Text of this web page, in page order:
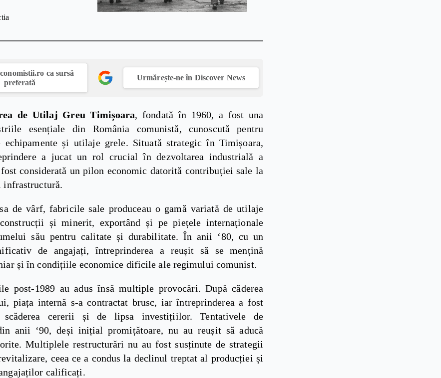
ca sursă
preferată
Urmărește-ne în Discover News
de Utilaj Greu Timișoara, fondată în 1960, a fost una
esențiale din România comunistă, cunoscută pentru
echipamente și utilaje grele. Situată strategic în Timișoara,
a jucat un rol crucial în dezvoltarea industrială a
considerată un pilon economic datorită contribuției sale la
infrastructură.
de vârf, fabricile sale produceau o gamă variată de utilaje
și minerit, exportând și pe piețele internaționale
său pentru calitate și durabilitate. În anii ‘80, cu un
de angajați, întreprinderea a reușit să se mențină
și în condițiile economice dificile ale regimului comunist.
post-1989 au adus însă multiple provocări. După căderea
piața internă s-a contractat brusc, iar întreprinderea a fost
scăderea cererii și de lipsa investițiilor. Tentativele de
anii ‘90, deși inițial promițătoare, nu au reușit să aducă
Multiplele restructurări nu au fost susținute de strategii
ceea ce a condus la declinul treptat al producției și
calificați.